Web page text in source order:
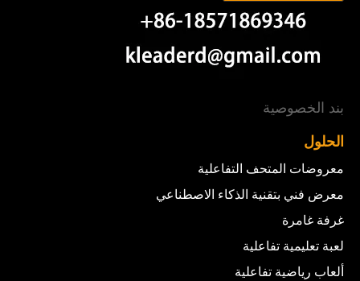
بند الخصوصية
الحلول
معروضات المتحف التفاعلية
معرض فني بتقنية الذكاء الاصطناعي
غرفة غامرة
لعبة تعليمية تفاعلية
ألعاب رياضية تفاعلية